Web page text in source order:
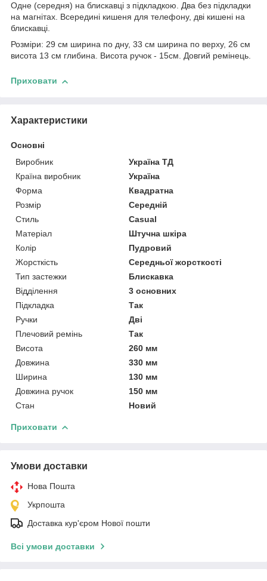
Одне (середня) на блискавці з підкладкою. Два без підкладки
на магнітах. Всередині кишеня для телефону, дві кишені на
блискавці.
Розміри: 29 см ширина по дну, 33 см ширина по верху, 26 см
висота 13 см глибина. Висота ручок - 15см. Довгий ремінець.
Приховати
Характеристики
Основні
Виробник
Україна ТД
Країна виробник
Україна
Форма
Квадратна
Розмір
Середній
Стиль
Casual
Матеріал
Штучна шкіра
Колір
Пудровий
Жорсткість
Середньої жорсткості
Тип застежки
Блискавка
Відділення
3 основних
Підкладка
Так
Ручки
Дві
Плечовий ремінь
Так
Висота
260 мм
Довжина
330 мм
Ширина
130 мм
Довжина ручок
150 мм
Стан
Новий
Приховати
Умови доставки
Нова Пошта
Укрпошта
Доставка кур'єром Нової пошти
Всі умови доставки